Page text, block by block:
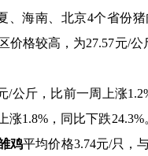
、海南、北京4个省份
格较高，为27.57元/
/公斤，比前一周上涨
涨1.8%，同比下跌24.3%
鸡平均价格3.74元/只，